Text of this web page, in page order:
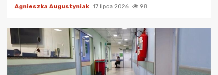
Agnieszka Augustyniak 17 lipca 2026 98